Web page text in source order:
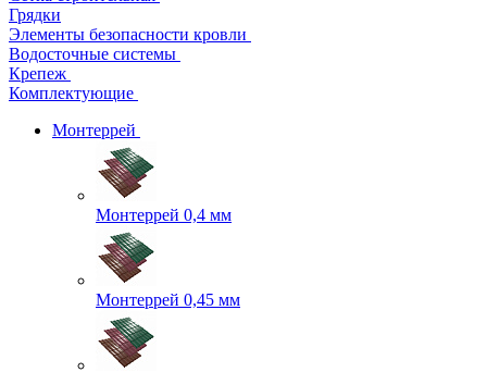
Грядки
Элементы безопасности кровли
Водосточные системы
Крепеж
Комплектующие
Монтеррей
Монтеррей 0,4 мм
Монтеррей 0,45 мм